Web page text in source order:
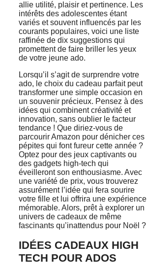
allie utilité, plaisir et pertinence. Les
intérêts des adolescentes étant
variés et souvent influencés par les
courants populaires, voici une liste
raffinée de dix suggestions qui
promettent de faire briller les yeux
de votre jeune ado.
Lorsqu’il s’agit de surprendre votre
ado, le choix du cadeau parfait peut
transformer une simple occasion en
un souvenir précieux. Pensez à des
idées qui combinent créativité et
innovation, sans oublier le facteur
tendance ! Que diriez-vous de
parcourir Amazon pour dénicher ces
pépites qui font fureur cette année ?
Optez pour des jeux captivants ou
des gadgets high-tech qui
éveilleront son enthousiasme. Avec
une variété de prix, vous trouverez
assurément l’idée qui fera sourire
votre fille et lui offrira une expérience
mémorable. Alors, prêt à explorer un
univers de cadeaux de même
fascinants qu’inattendus pour Noël ?
IDÉES CADEAUX HIGH
TECH POUR ADOS